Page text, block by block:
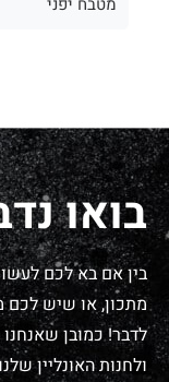
בואו
בין אם בא לכם
מתכון, או שיש
לדבר! כמובן
ולחנות האונליין